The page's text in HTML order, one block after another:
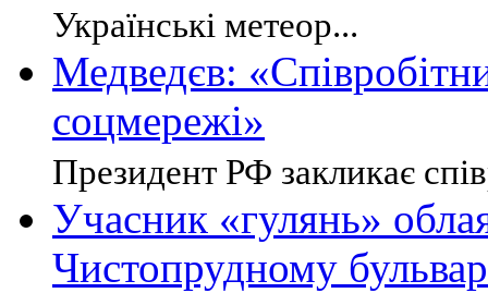
Українські метеор...
Медведєв:
соцмережі»
Президент РФ закликає
Учасник «гулянь»
Чистопрудному